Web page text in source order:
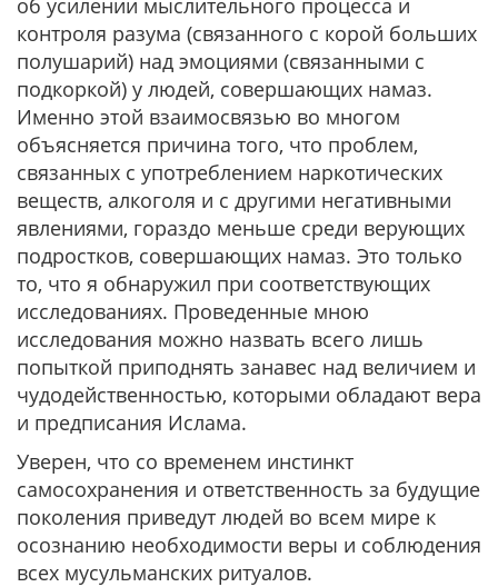
об усилении мыслительного процесса и
контроля разума (связанного с корой больших
полушарий) над эмоциями (связанными с
подкоркой) у людей, совершающих намаз.
Именно этой взаимосвязью во многом
объясняется причина того, что проблем,
связанных с употреблением наркотических
веществ, алкоголя и с другими негативными
явлениями, гораздо меньше среди верующих
подростков, совершающих намаз. Это только
то, что я обнаружил при соответствующих
исследованиях. Проведенные мною
исследования можно назвать всего лишь
попыткой приподнять занавес над величием и
чудодейственностью, которыми обладают вера
и предписания Ислама.
Уверен, что со временем инстинкт
самосохранения и ответственность за будущие
поколения приведут людей во всем мире к
осознанию необходимости веры и соблюдения
всех мусульманских ритуалов.